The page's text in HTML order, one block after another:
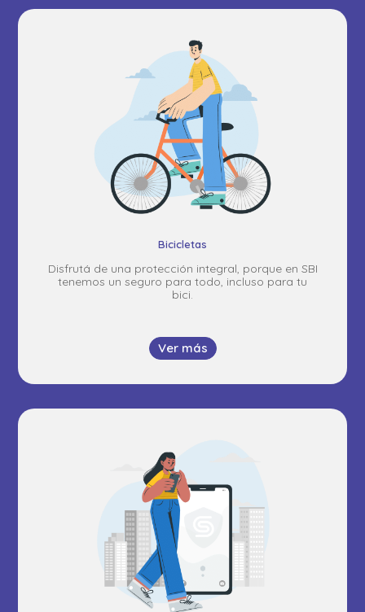
Bicicletas
Disfrutá de una protección integral, porque en SBI
tenemos un seguro para todo, incluso para tu
bici.
Ver más